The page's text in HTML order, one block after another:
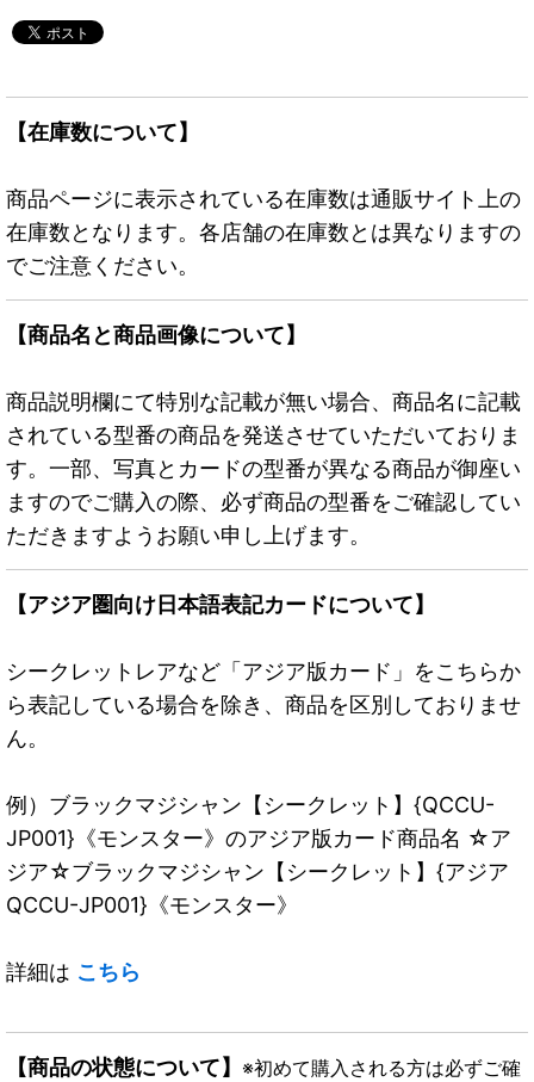
【在庫数について】
商品ページに表示されている在庫数は通販サイト上の
在庫数となります。各店舗の在庫数とは異なりますの
でご注意ください。
【商品名と商品画像について】
商品説明欄にて特別な記載が無い場合、商品名に記載
されている型番の商品を発送させていただいておりま
す。一部、写真とカードの型番が異なる商品が御座い
ますのでご購入の際、必ず商品の型番をご確認してい
ただきますようお願い申し上げます。
【アジア圏向け日本語表記カードについて】
シークレットレアなど「アジア版カード」をこちらか
ら表記している場合を除き、商品を区別しておりませ
ん。
例）ブラックマジシャン【シークレット】{QCCU-
JP001}《モンスター》のアジア版カード商品名 ☆ア
ジア☆ブラックマジシャン【シークレット】{アジア
QCCU-JP001}《モンスター》
詳細は こちら
【商品の状態について】 ※初めて購入される方は必ずご確